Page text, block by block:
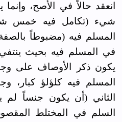
انعقد حالاً في الأصح،
شيء (تكامل فيه خمس
المسلم فيه (مضبوطاً
في المسلم فيه بحيث ينتفي
يكون ذكر الأوصاف على
المسلم فيه كلؤلؤ كبار،
الثاني (أن يكون جنساً لم
السلم في المختلط